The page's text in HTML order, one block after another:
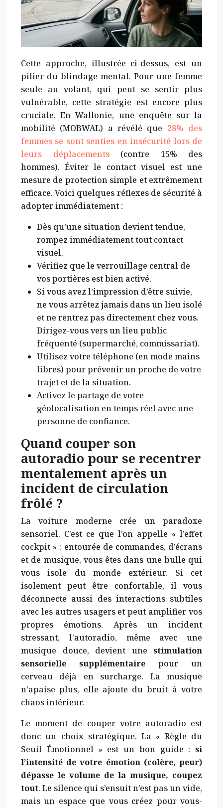
Cette approche, illustrée ci-dessus, est un
pilier du blindage mental. Pour une femme
seule au volant, qui peut se sentir plus
vulnérable, cette stratégie est encore plus
cruciale. En Wallonie, une enquête sur la
mobilité (MOBWAL) a révélé que 28% des
femmes se sont senties en insécurité lors de
leurs déplacements(contre 15% des
hommes). Éviter le contact visuel est une
mesure de protection simple et extrêmement
efficace. Voici quelques réflexes de sécurité à
adopter immédiatement :
Dès qu’une situation devient tendue,
rompez immédiatement tout contact
visuel.
Vérifiez que le verrouillage central de
vos portières est bien activé.
Si vous avez l’impression d’être suivie,
ne vous arrêtez jamais dans un lieu isolé
et ne rentrez pas directement chez vous.
Dirigez-vous vers un lieu public
fréquenté (supermarché, commissariat).
Utilisez votre téléphone (en mode mains
libres) pour prévenir un proche de votre
trajet et de la situation.
Activez le partage de votre
géolocalisation en temps réel avec une
personne de confiance.
Quand couper son
autoradio pour se recentrer
mentalement après un
incident de circulation
frôlé ?
La voiture moderne crée un paradoxe
sensoriel. C’est ce que l’on appelle « l’effet
cockpit » : entourée de commandes, d’écrans
et de musique, vous êtes dans une bulle qui
vous isole du monde extérieur. Si cet
isolement peut être confortable, il vous
déconnecte aussi des interactions subtiles
avec les autres usagers et peut amplifier vos
propres émotions. Après un incident
stressant, l’autoradio, même avec une
musique douce, devient une stimulation
sensorielle supplémentaire pour un
cerveau déjà en surcharge. La musique
n’apaise plus, elle ajoute du bruit à votre
chaos intérieur.
Le moment de couper votre autoradio est
donc un choix stratégique. La « Règle du
Seuil Émotionnel » est un bon guide : si
l’intensité de votre émotion (colère, peur)
dépasse le volume de la musique, coupez
tout. Le silence qui s’ensuit n’est pas un vide,
mais un espace que vous créez pour vous-